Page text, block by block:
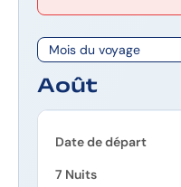
Août
Date de départ
7 Nuits